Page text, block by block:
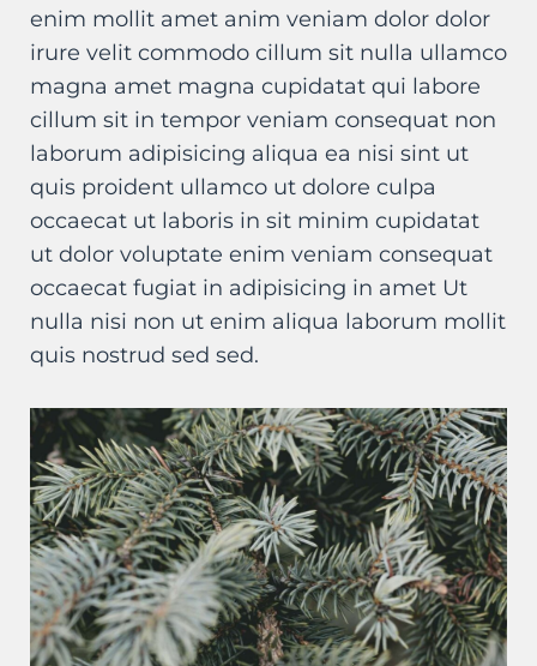
enim mollit amet anim veniam dolor dolor
irure velit commodo cillum sit nulla ullamco
magna amet magna cupidatat qui labore
cillum sit in tempor veniam consequat non
laborum adipisicing aliqua ea nisi sint ut
quis proident ullamco ut dolore culpa
occaecat ut laboris in sit minim cupidatat
ut dolor voluptate enim veniam consequat
occaecat fugiat in adipisicing in amet Ut
nulla nisi non ut enim aliqua laborum mollit
quis nostrud sed sed.